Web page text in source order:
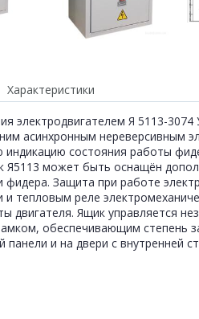
электродвигателем Я 5113-
асинхронным нереверсивным
состояния работы
Я5113 может быть оснащён
фидера. Защита при работе
и тепловым реле
двигателя. Ящик управляется
обеспечивающим степень
панели и на двери с внутренней
Характеристики